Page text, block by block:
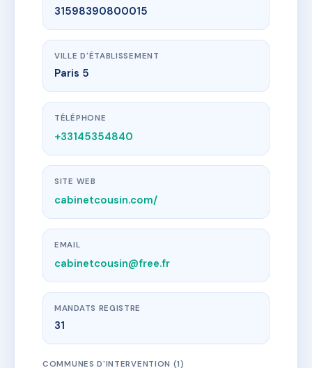
31598390800015
VILLE D'ÉTABLISSEMENT
Paris 5
TÉLÉPHONE
+33145354840
SITE WEB
cabinetcousin.com/
EMAIL
cabinetcousin@free.fr
MANDATS REGISTRE
31
COMMUNES D'INTERVENTION (1)